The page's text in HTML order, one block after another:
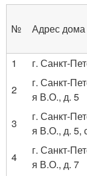
№ Адрес дома
1
г. Санкт-
2
г. Санкт-
я В.О., д. 5
3
г. Санкт-
я В.О., д. 5,
4
г. Санкт-
я В.О., д. 7